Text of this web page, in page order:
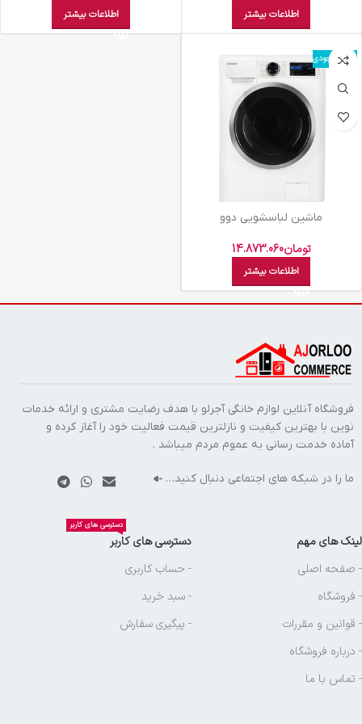
اطلاعات بیشتر اطلاعات بیشتر
اتمام موجودی
ماشين لباسشويي دوو
سفيدDWK-PRO84TT
تومان14.873.060
اطلاعات بیشتر
فروشگاه آنلاین لوازم خانگی آجرلو با هدف رضایت مشتری و ارائه خدمات
نوین با بهترین کیفیت و نازلترین قیمت فعالیت خود را آغاز کرده و
آماده خدمت رسانی به عموم مردم میباشد .
ما را در شبکه های اجتماعی دنبال کنید…
لینک های مهم
- صفحه اصلی
- فروشگاه
- قوانین و مقررات
- درباره فروشگاه
- تماس با ما
دسترسی های کاربر
دسترسی های کاربر
- حساب کاربری
- سبد خرید
- پیگیری سفارش